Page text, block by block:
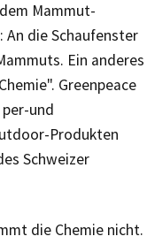
Mammut-
An die Schaufenster
Ein anderes
Greenpeace
und
Produkten
Schweizer
die Chemie nicht.